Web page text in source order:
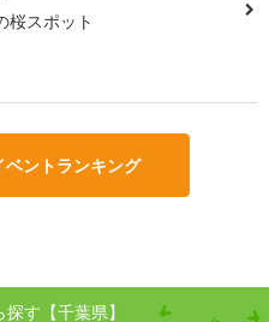
桜スポット
ントランキング
す【千葉県】